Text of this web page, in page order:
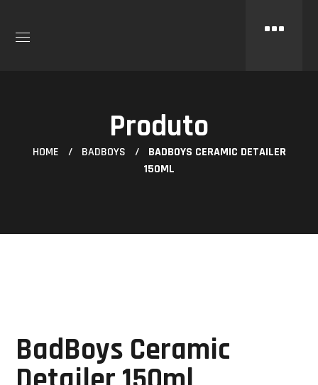
Produto
HOME BADBOYS
BADBOYS CERAMIC DETAILER
150ML
BadBoys Ceramic